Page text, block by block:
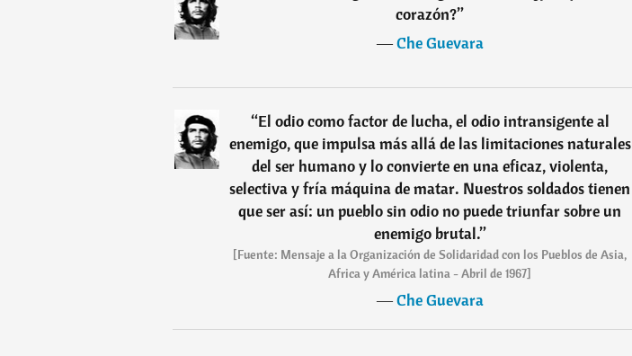
corazón?”
―Che Guevara
“El odio como factor de lucha, el odio intransigente al
enemigo, que impulsa más allá de las limitaciones naturales
del ser humano y lo convierte en una eficaz, violenta,
selectiva y fría máquina de matar. Nuestros soldados tienen
que ser así: un pueblo sin odio no puede triunfar sobre un
enemigo brutal.”
[Fuente: Mensaje a la Organización de Solidaridad con los Pueblos de Asia,
Africa y América latina - Abril de 1967]
―Che Guevara